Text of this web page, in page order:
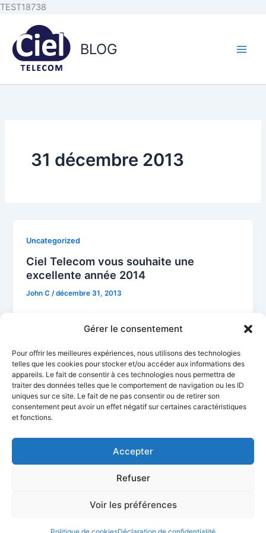
Gérer le consentement
Pour offrir les meilleures expériences, nous utilisons des technologies
telles que les cookies pour stocker et/ou accéder aux informations des
appareils. Le fait de consentir à ces technologies nous permettra de
traiter des données telles que le comportement de navigation ou les ID
uniques sur ce site. Le fait de ne pas consentir ou de retirer son
consentement peut avoir un effet négatif sur certaines caractéristiques
et fonctions.
Accepter
Refuser
Voir les préférences
TEST18738
contenu
principal
Aller
contenu
BLOG
31 décembre 2013
Uncategorized
Ciel Telecom vous souhaite une
excellente année 2014
John C /décembre 31, 2013
Mentions Légales
Politique de confidentialité